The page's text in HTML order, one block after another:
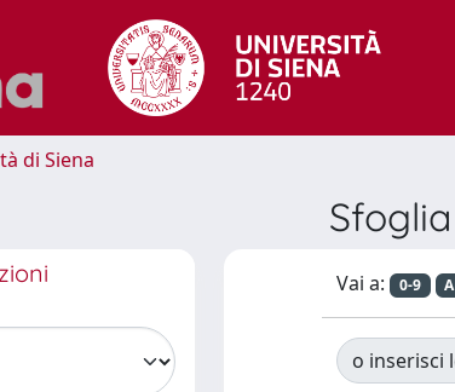
di Siena
Vai a: 0-9 A
o inserisci